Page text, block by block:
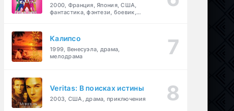
2000, Франция, Япония, США,
фантастика, фэнтези, боевик,
Калипсо
1999, Венесуэла, драма,
мелодрама
Veritas: В поисках истины
2003, США, драма, приключения